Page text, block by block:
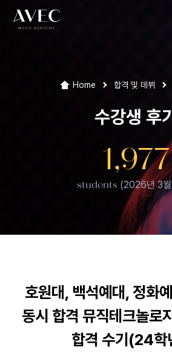
Home 합격 및 데뷔
수강생 후기
1,977
students (2026년 3월
호원대, 백석예대, 정화
동시 합격 뮤직테크놀로
합격 수기(24학